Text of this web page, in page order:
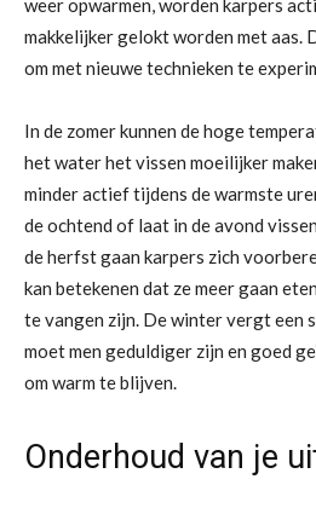
weer opwarmen, worden karpers
makkelijker gelokt worden met aas.
om met nieuwe technieken te
In de zomer kunnen de hoge
het water het vissen moeilijker
minder actief tijdens de warmste
de ochtend of laat in de avond
de herfst gaan karpers zich
kan betekenen dat ze meer gaan
te vangen zijn. De winter vergt een
moet men geduldiger zijn en goed
om warm te blijven.
Onderhoud van je